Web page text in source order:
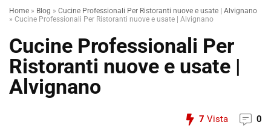
Home » Blog » Cucine Professionali Per Ristoranti nuove e usate | Alvignano
» Cucine Professionali Per Ristoranti nuove e usate | Alvignano
Cucine Professionali Per
Ristoranti nuove e usate |
Alvignano
7 Vista 0